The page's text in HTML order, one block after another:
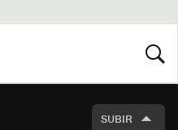
SUBIR